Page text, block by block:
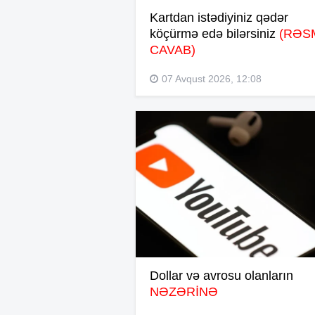
Kartdan istədiyiniz qədər
köçürmə edə bilərsiniz
CAVAB)
07 Avqust 2026, 12:08
Dollar və avrosu olanların
NƏZƏRİNƏ